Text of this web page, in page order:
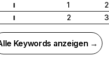
I 1
I 2
Keywords anzeigen →